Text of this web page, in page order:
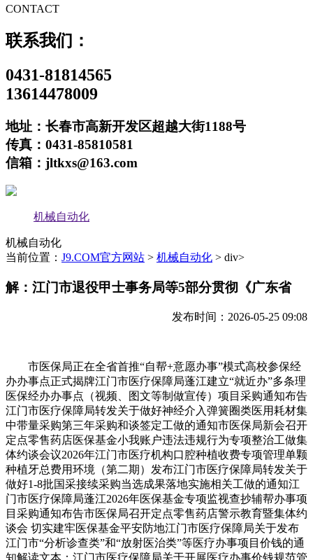
CONTACT
联系我们：
0431-81814565
13614478009
地址：长春市高新开发区超越大街1188号
传真：0431-85810581
信箱：jltkxs@163.com
机械自动化
机械自动化
当前位置： J9.COM官方网站 > 机械自动化 > div>
解：江门市退役甲士事务局等5部分贯彻《广东省
发布时间：2026-05-25 09:08
市医保局正在全省首推“自帮+意愿办事”模式高校参保经
办办事点正式揭牌江门市医疗保障局蓬江建立“就近办”多条理
医保经办办事点（视频、图文等制做宣传）项目采购通知布告
江门市医疗保障局转发关于做好神经介入弹簧圈类医用耗材集
中带量采购第三年采购和谈签定工做的通知市医保局新会召开
定点零售药店医保基金小我账户违法违规行为专项整治工做集
体约谈会议2026年江门市医疗机构口腔种植收费专项管理单颗
种植牙总费用环境（第二期）发布江门市医疗保障局转发关于
做好1-8批国采接续采购当选成果落地实施相关工做的通知江
门市医疗保障局蓬江2026年医保基金专项监视查抄辅帮办事项
目采购通知布告市医保局召开定点零售药店警示教育暨集体约
谈会 切实建牢医保基金平安防地江门市医疗保障局关于发布
江门市“分析诊查类”和“放射医治类”等医疗办事项目价钱的通
知解读文本：江门市医疗保障局关于开展医疗办事价钱规范管